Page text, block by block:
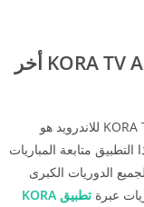
حول تحميل تطبيق كورة تيفي KORA TV APK أخر
إذا كنت من عشاق الرياضة والمباريات، برنامج KORA TV للاندرويد هو
التطبيق متابعة المباريات
الدوريات الكبرى
عبرة
تطبيق KORA